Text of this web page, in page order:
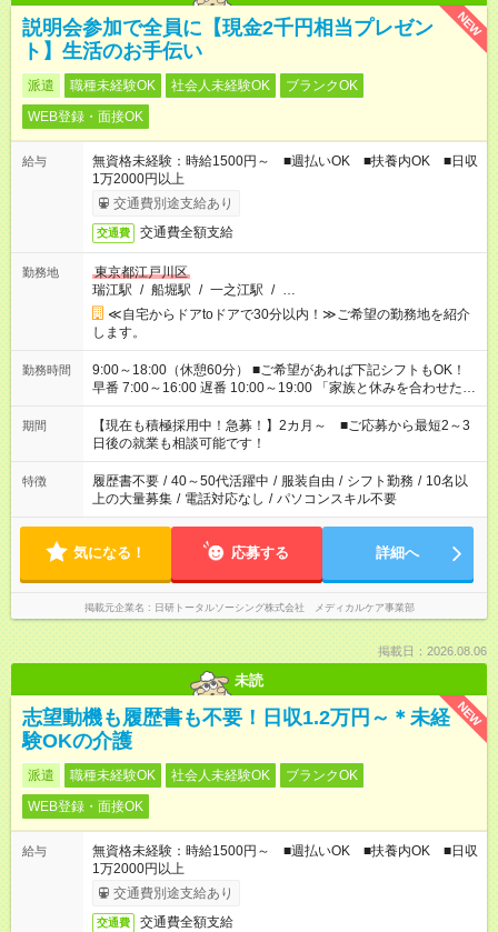
NEW
説明会参加で全員に【現金2千円相当プレゼン
ト】生活のお手伝い
派遣 職種未経験OK 社会人未経験OK
ブランクOK
WEB登録・面接OK
給与
無資格未経験：時給1500円～ ■週払いOK ■扶養内OK ■日収
1万2000円以上
交通費別途支給あり
交通費 交通費全額支給
勤務地
東京都江戸川区
瑞江駅 / 船堀駅 / 一之江駅 / …
≪自宅からドアtoドアで30分以内！≫ご希望の勤務地を紹介
します。
勤務時間
9:00～18:00（休憩60分） ■ご希望があれば下記シフトもOK！
早番 7:00～16:00 遅番 10:00～19:00 「家族と休みを合わせた
い」 「余裕を持って夕飯の準備がしたい」 「できれば残業はし
たくない」 など、ご希望を教えてくださいね。 ※Wワーク希望
の方へ 今ご覧のお仕事で希望する勤務時間と、もう1つのお仕事
の勤務時間。 合計で週40時間を超える場合は応募できません。
期間
【現在も積極採用中！急募！】2カ月～ ■ご応募から最短2～3
日後の就業も相談可能です！
特徴 履歴書不要 / 40～50代活躍中 / 服装自由 / シフト勤務 / 10名以
上の大量募集 / 電話対応なし / パソコンスキル不要
気になる！ 応募する 詳細へ
掲載元企業名 日研トータルソーシング株式会社 メディカルケア事業部
掲載日：2026.08.06
未読
NEW
志望動機も履歴書も不要！日収1.2万円～＊未経
験OKの介護
派遣 職種未経験OK 社会人未経験OK
ブランクOK
WEB登録・面接OK
給与
無資格未経験：時給1500円～ ■週払いOK ■扶養内OK ■日収
1万2000円以上
交通費別途支給あり
交通費 交通費全額支給